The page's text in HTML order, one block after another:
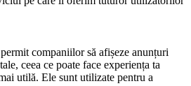
companiilor să afișeze anunțuri
ceea ce poate face experiența ta
utilă. Ele sunt utilizate pentru a